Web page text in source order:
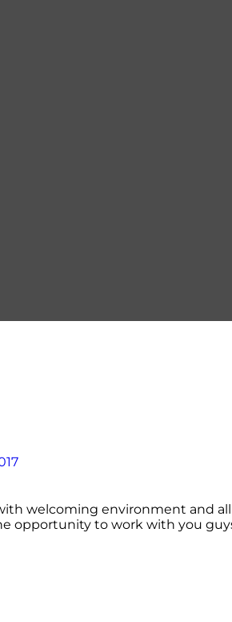
welcoming environment and
opportunity to work with you